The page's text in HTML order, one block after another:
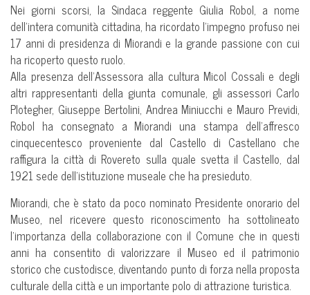
Nei giorni scorsi, la Sindaca reggente Giulia Robol, a nome
dell’intera comunità cittadina, ha ricordato l’impegno profuso nei
17 anni di presidenza di Miorandi e la grande passione con cui
ha ricoperto questo ruolo.
Alla presenza dell’Assessora alla cultura Micol Cossali e degli
altri rappresentanti della giunta comunale, gli assessori Carlo
Plotegher, Giuseppe Bertolini, Andrea Miniucchi e Mauro Previdi,
Robol ha consegnato a Miorandi una stampa dell’affresco
cinquecentesco proveniente dal Castello di Castellano che
raffigura la città di Rovereto sulla quale svetta il Castello, dal
1921 sede dell’istituzione museale che ha presieduto.
Miorandi, che è stato da poco nominato Presidente onorario del
Museo, nel ricevere questo riconoscimento ha sottolineato
l’importanza della collaborazione con il Comune che in questi
anni ha consentito di valorizzare il Museo ed il patrimonio
storico che custodisce, diventando punto di forza nella proposta
culturale della città e un importante polo di attrazione turistica.